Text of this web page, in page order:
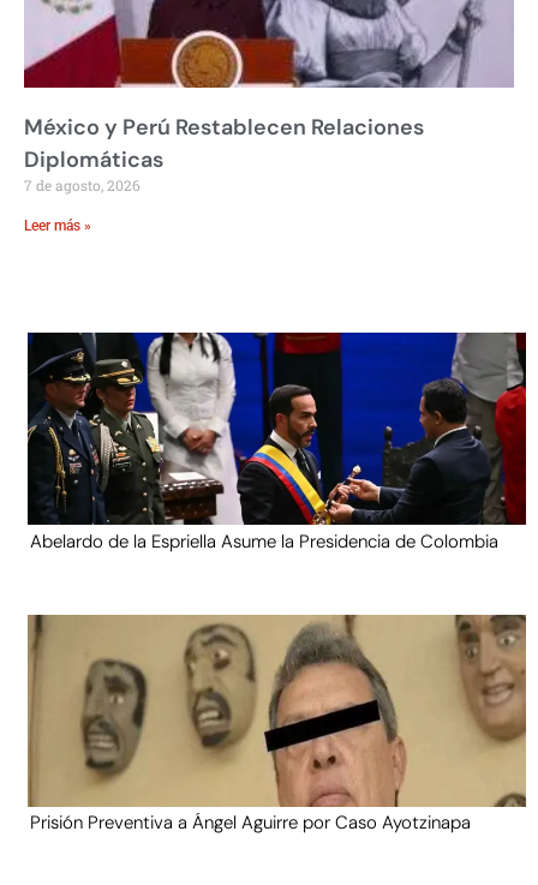
México y Perú Restablecen Relaciones
Diplomáticas
7 de agosto, 2026
Leer más »
Abelardo de la Espriella Asume la Presidencia de Colombia
Prisión Preventiva a Ángel Aguirre por Caso Ayotzinapa